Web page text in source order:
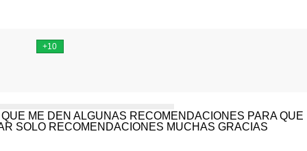
ME DEN ALGUNAS RECOMENDACIONES PARA QUE
SOLO RECOMENDACIONES MUCHAS GRACIAS